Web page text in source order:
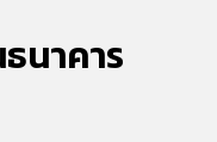
นาคาร